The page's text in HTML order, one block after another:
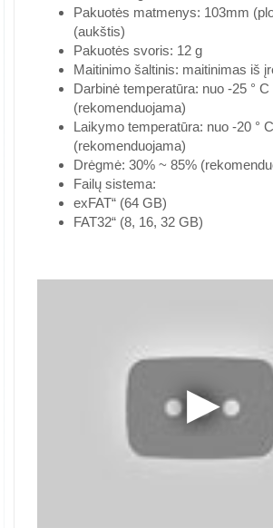
Pakuotės matmenys: 103mm
(aukštis)
Pakuotės svoris: 12 g
Maitinimo šaltinis: maitinimas iš
Darbinė temperatūra: nuo -25 ° C
(rekomenduojama)
Laikymo temperatūra: nuo -20 °
(rekomenduojama)
Drėgmė: 30% ~ 85%
Failų sistema:
exFAT“ (64 GB)
FAT32“ (8, 16, 32 GB)